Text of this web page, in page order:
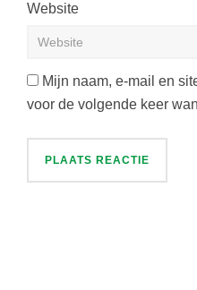
Website
Mijn naam, e-mail en
voor de volgende keer